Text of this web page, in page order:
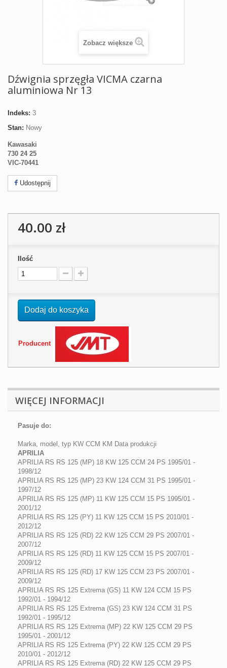
Zobacz większe
Dźwignia sprzęgła VICMA czarna
aluminiowa Nr 13
Indeks: 3
Stan: Nowy
Kawasaki
730 24 25
VIC-70441
Udostępnij
40.00 zł
Ilość
Dodaj do koszyka
Producent
WIĘCEJ INFORMACJI
Pasuje do:
Marka, model, typ KW CCM KM Data produkcji
APRILIA
APRILIA RS RS 125 (MP) 18 KW 125 CCM 24 PS 1995/01 -
1998/12
APRILIA RS RS 125 (MP) 23 KW 124 CCM 31 PS 1995/01 -
1997/12
APRILIA RS RS 125 (MP) 11 KW 125 CCM 15 PS 1995/01 -
2001/12
APRILIA RS RS 125 (PY) 11 KW 125 CCM 15 PS 2010/01 -
2012/12
APRILIA RS RS 125 (RD) 22 KW 125 CCM 29 PS 2007/01 -
2007/12
APRILIA RS RS 125 (RD) 11 KW 125 CCM 15 PS 2007/01 -
2009/12
APRILIA RS RS 125 (RD) 17 KW 125 CCM 23 PS 2007/01 -
2009/12
APRILIA RS RS 125 Extrema (GS) 11 KW 124 CCM 15 PS
1992/01 - 1994/12
APRILIA RS RS 125 Extrema (GS) 23 KW 124 CCM 31 PS
1992/01 - 1995/12
APRILIA RS RS 125 Extrema (MP) 22 KW 125 CCM 29 PS
1995/01 - 2001/12
APRILIA RS RS 125 Extrema (PY) 22 KW 125 CCM 29 PS
2010/01 - 2012/12
APRILIA RS RS 125 Extrema (RD) 22 KW 125 CCM 29 PS